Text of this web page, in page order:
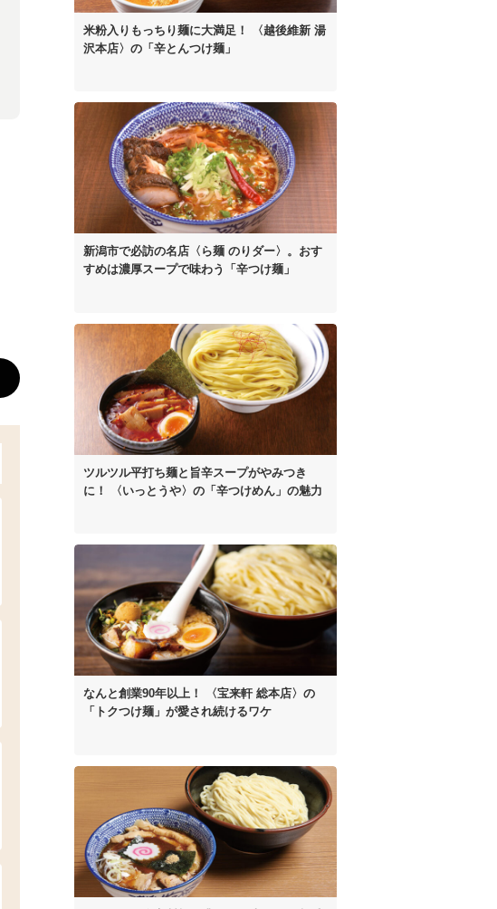
米粉入り もっちり麺に大満足！
〈越後維新 湯
沢本店〉の 「辛とんつけ麺」
新潟市で必訪の名店 〈ら麺 のりダー〉。 おす
すめは濃厚スープで味わう「辛つけ麺」
ツルツル平打ち麺と 旨辛スープがやみつき
に！
〈いっとうや〉の 「辛つけめん」の魅力
なんと創業90年以上！
〈宝来軒 総本店〉の
「トクつけ麺」が愛され続けるワケ